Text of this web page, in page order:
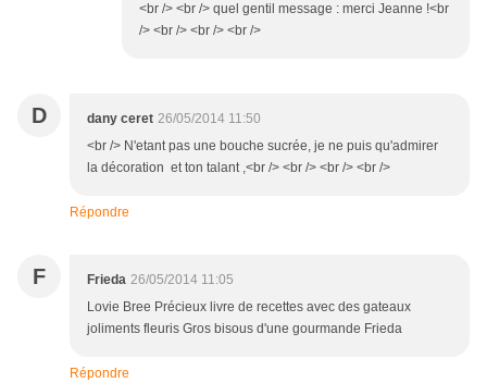
<br /> <br /> quel gentil message : merci Jeanne !<br
/> <br /> <br /> <br />
D dany ceret 26/05/2014 11:50
<br /> N'etant pas une bouche sucrée, je ne puis qu'admirer
la décoration et ton talant ,<br /> <br /> <br /> <br />
Répondre
F Frieda 26/05/2014 11:05
Lovie Bree Précieux livre de recettes avec des gateaux
joliments fleuris Gros bisous d'une gourmande Frieda
Répondre